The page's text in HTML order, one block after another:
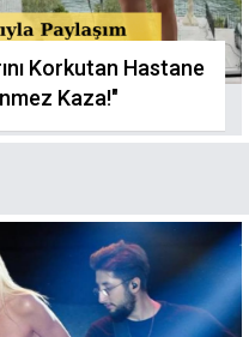
Korkutan Hastane
Kaza!"